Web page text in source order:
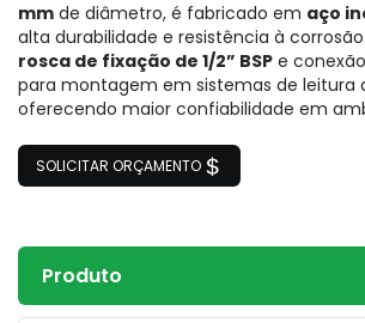
mm de diâmetro, é fabricado em aço
alta durabilidade e resistência à
rosca de fixação de 1/2” BSP e
para montagem em sistemas de leitura
oferecendo maior confiabilidade em
SOLICITAR ORÇAMENTO
Produto